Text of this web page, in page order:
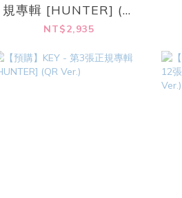
規專輯 [HUNTER] (一
鍵畢業 SET)
NT$2,935